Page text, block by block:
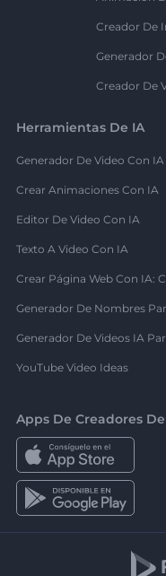
Creador De
Generador
Creador De
Herramientas De IA
Generador De Video Con IA
Crear Animaciones Con IA
Editor De Video Con IA
Texto A Video Con IA
Crear Página Web Con IA:
Generador De Nombres
Generador De Videos IA
YouTube Video Ideas
Apps De Creadores